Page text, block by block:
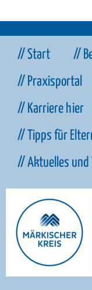
// Start
//
// Praxisportal
// Karriere hier
// Tipps für
// Aktuelles und